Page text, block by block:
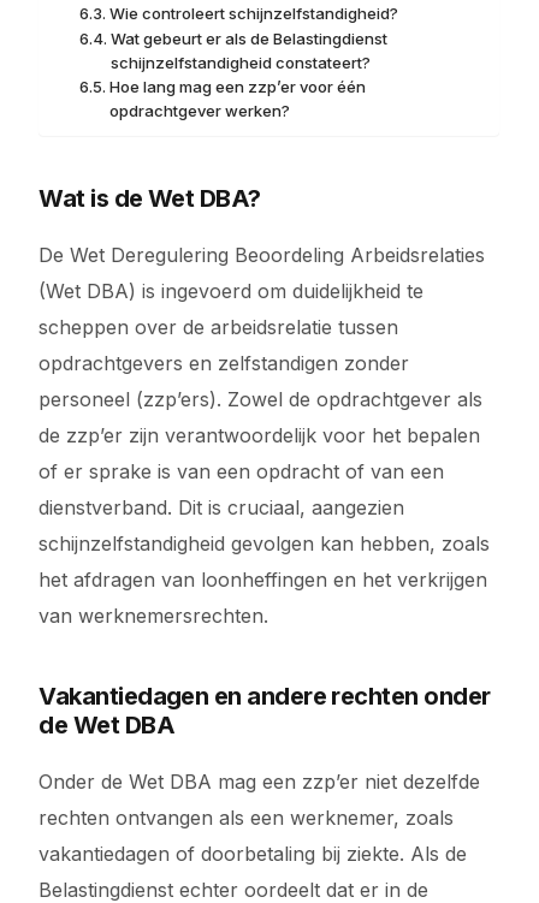
Wie controleert schijnzelfstandigheid?
Wat gebeurt er als de Belastingdienst
schijnzelfstandigheid constateert?
Hoe lang mag een zzp’er voor één
opdrachtgever werken?
Wat is de Wet DBA?
De Wet Deregulering Beoordeling Arbeidsrelaties
(Wet DBA) is ingevoerd om duidelijkheid te
scheppen over de arbeidsrelatie tussen
opdrachtgevers en zelfstandigen zonder
personeel (zzp’ers). Zowel de opdrachtgever als
de zzp’er zijn verantwoordelijk voor het bepalen
of er sprake is van een opdracht of van een
dienstverband. Dit is cruciaal, aangezien
schijnzelfstandigheid gevolgen kan hebben, zoals
het afdragen van loonheffingen en het verkrijgen
van werknemersrechten.
Vakantiedagen en andere rechten onder
de Wet DBA
Onder de Wet DBA mag een zzp’er niet dezelfde
rechten ontvangen als een werknemer, zoals
vakantiedagen of doorbetaling bij ziekte. Als de
Belastingdienst echter oordeelt dat er in de